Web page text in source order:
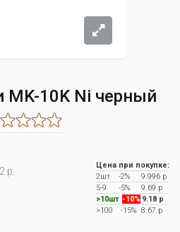
MK-10K Ni черный
р.
Цена при покупке:
2шт
-2%
9.996 р
5-9
-5%
9.69 р
>10шт -10% 9.18 р
>100
-15% 8.67 р